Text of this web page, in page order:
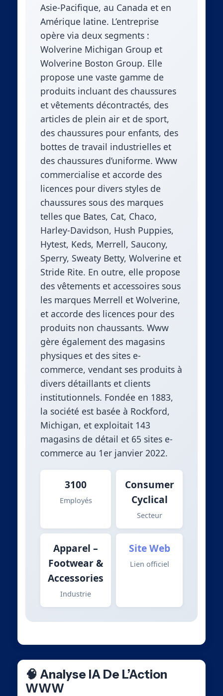
Asie-Pacifique, au Canada et en
Amérique latine. L’entreprise
opère via deux segments :
Wolverine Michigan Group et
Wolverine Boston Group. Elle
propose une vaste gamme de
produits incluant des chaussures
et vêtements décontractés, des
articles de plein air et de sport,
des chaussures pour enfants, des
bottes de travail industrielles et
des chaussures d’uniforme. Www
commercialise et accorde des
licences pour divers styles de
chaussures sous des marques
telles que Bates, Cat, Chaco,
Harley-Davidson, Hush Puppies,
Hytest, Keds, Merrell, Saucony,
Sperry, Sweaty Betty, Wolverine et
Stride Rite. En outre, elle propose
des vêtements et accessoires sous
les marques Merrell et Wolverine,
et accorde des licences pour des
produits non chaussants. Www
gère également des magasins
physiques et des sites e-
commerce, vendant ses produits à
divers détaillants et clients
institutionnels. Fondée en 1883,
la société est basée à Rockford,
Michigan, et exploitait 143
magasins de détail et 65 sites e-
commerce au 1er janvier 2022.
3100
Employés
Consumer
Cyclical
Secteur
Apparel –
Footwear &
Accessories
Industrie
Site Web
Lien officiel
🧠 Analyse IA De L’Action
WWW